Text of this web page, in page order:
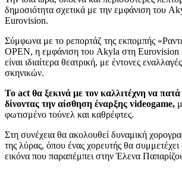
δημοσιότητα σχετικά με την εμφάνιση του
Eurovision.
Σύμφωνα με το ρεπορτάζ της εκπομπής
OPEN, η εμφάνιση του Akyla στη Eurovision
είναι ιδιαίτερα θεατρική, με έντονες
σκηνικών.
Το act θα ξεκινά με τον καλλιτέχνη να
δίνοντας την αίσθηση έναρξης videogame,
φωτισμένο τούνελ και καθρέφτες.
Στη συνέχεια θα ακολουθεί δυναμική
της λύρας, όπου ένας χορευτής θα
εικόνα που παραπέμπει στην Έλενα